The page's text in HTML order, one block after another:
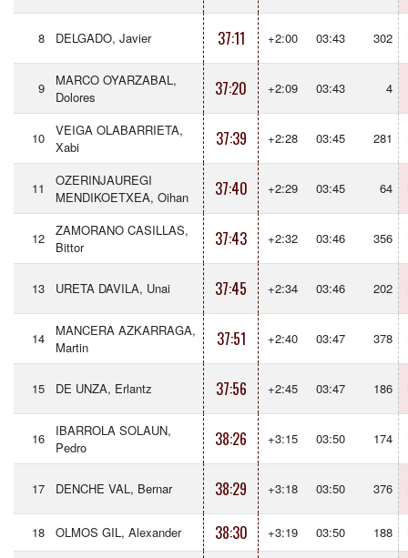
8 DELGADO, Javier 37:11 +2:00 03:43 302
9
MARCO OYARZABAL,
Dolores
37:20 +2:09 03:43 4
10
VEIGA OLABARRIETA,
Xabi
37:39 +2:28 03:45 281
11
OZERINJAUREGI
MENDIKOETXEA, Oihan
37:40 +2:29 03:45 64
12
ZAMORANO CASILLAS,
Bittor
37:43 +2:32 03:46 356
13 URETA DAVILA, Unai 37:45 +2:34 03:46 202
14
MANCERA AZKARRAGA,
Martin
37:51 +2:40 03:47 378
15 DE UNZA, Erlantz 37:56 +2:45 03:47 186
16
IBARROLA SOLAUN,
Pedro
38:26 +3:15 03:50 174
17 DENCHE VAL, Bernar 38:29 +3:18 03:50 376
18 OLMOS GIL, Alexander 38:30 +3:19 03:50 188